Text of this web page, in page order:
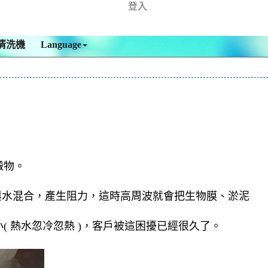
登入
洗機 Language
。
混合，產生阻力，這時高周波就會把生物膜、淤泥
熱水忽冷忽熱 )，客戶被這困擾已經很久了。